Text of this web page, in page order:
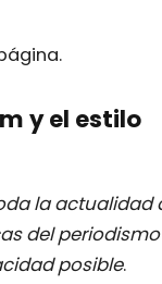
y el estilo
la actualidad
del periodismo
posible.